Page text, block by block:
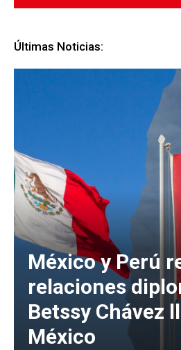
Últimas Noticias:
México y Perú
relaciones
Betssy Chávez
México